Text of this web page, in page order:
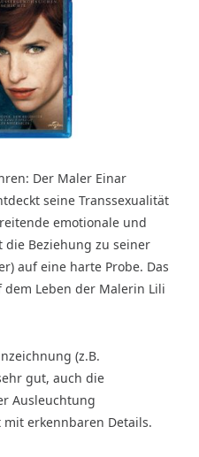
Der Maler Einar
seine Transsexualität
emotionale und
Beziehung zu seiner
auf eine harte Probe. Das
Leben der Malerin Lili
(z.B.
gut, auch die
Ausleuchtung
mit erkennbaren Details.